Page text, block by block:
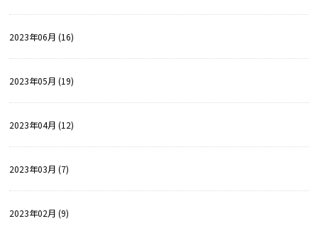
2023年06月 (16)
2023年05月 (19)
2023年04月 (12)
2023年03月 (7)
2023年02月 (9)